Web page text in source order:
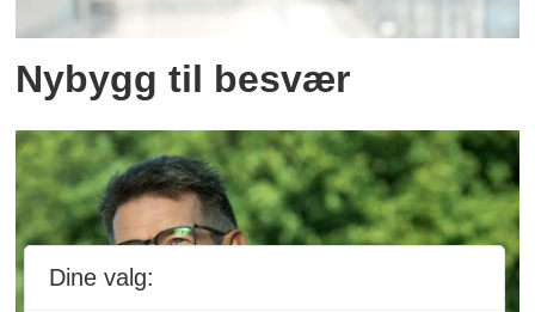
Nybygg til besvær
Dine valg: